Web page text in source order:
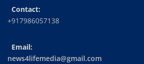
Contact:
+917986057138
Email:
news4lifemedia@gmail.com